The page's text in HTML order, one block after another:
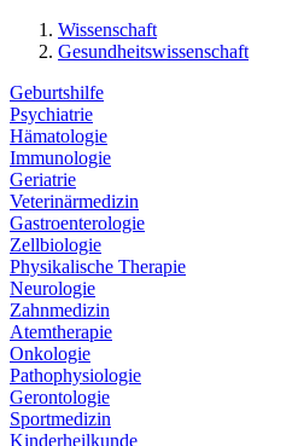
Wissenschaft
Gesundheitswissenschaft
Geburtshilfe
Psychiatrie
Hämatologie
Immunologie
Geriatrie
Veterinärmedizin
Gastroenterologie
Zellbiologie
Physikalische Therapie
Neurologie
Zahnmedizin
Atemtherapie
Onkologie
Pathophysiologie
Gerontologie
Sportmedizin
Kinderheilkunde